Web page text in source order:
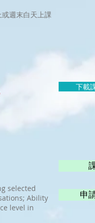
週末白天上課
selected
Ability
level in
下載
申